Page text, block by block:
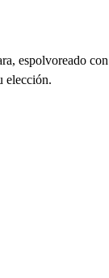
espolvoreado con
elección.